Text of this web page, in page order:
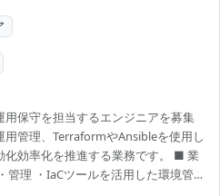
保守を担当するエンジニアを募集
管理、TerraformやAnsibleを使用し
化効率化を推進する業務です。 ■ 業
管理 ・IaCツールを活用した環境管